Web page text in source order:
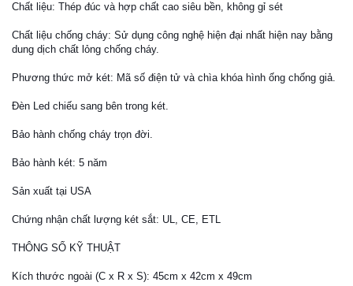
Chất liệu: Thép đúc và hợp chất cao siêu bền, không gỉ sét
Chất liệu chống cháy: Sử dụng công nghệ hiện đại nhất hiện nay bằng
dung dịch chất lỏng chống cháy.
Phương thức mở két: Mã số điện tử và chìa khóa hình ống chống giả.
Đèn Led chiếu sang bên trong két.
Bảo hành chống cháy trọn đời.
Bảo hành két: 5 năm
Sản xuất tại USA
Chứng nhận chất lượng két sắt: UL, CE, ETL
THÔNG SỐ KỸ THUẬT
Kích thước ngoài (C x R x S): 45cm x 42cm x 49cm